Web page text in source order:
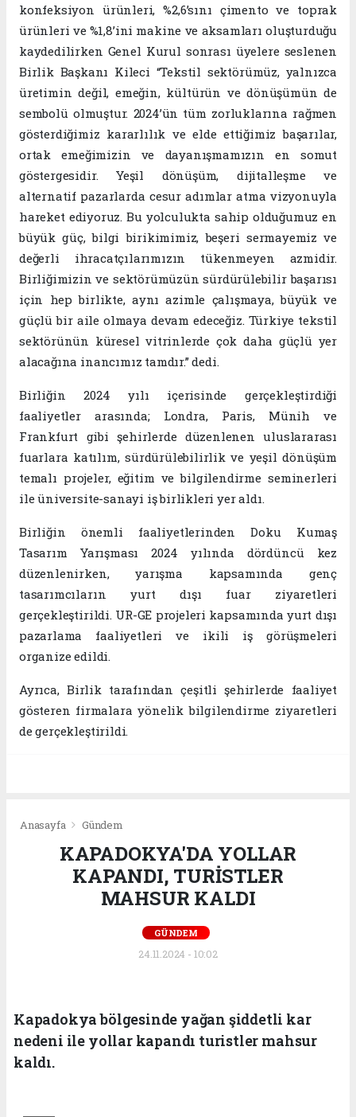
konfeksiyon ürünleri, %2,6’sını çimento ve toprak
ürünleri ve %1,8’ini makine ve aksamları oluşturduğu
kaydedilirken Genel Kurul sonrası üyelere seslenen
Birlik Başkanı Kileci “Tekstil sektörümüz, yalnızca
üretimin değil, emeğin, kültürün ve dönüşümün de
sembolü olmuştur. 2024’ün tüm zorluklarına rağmen
gösterdiğimiz kararlılık ve elde ettiğimiz başarılar,
ortak emeğimizin ve dayanışmamızın en somut
göstergesidir. Yeşil dönüşüm, dijitalleşme ve
alternatif pazarlarda cesur adımlar atma vizyonuyla
hareket ediyoruz. Bu yolculukta sahip olduğumuz en
büyük güç, bilgi birikimimiz, beşeri sermayemiz ve
değerli ihracatçılarımızın tükenmeyen azmidir.
Birliğimizin ve sektörümüzün sürdürülebilir başarısı
için hep birlikte, aynı azimle çalışmaya, büyük ve
güçlü bir aile olmaya devam edeceğiz. Türkiye tekstil
sektörünün küresel vitrinlerde çok daha güçlü yer
alacağına inancımız tamdır.” dedi.
Birliğin 2024 yılı içerisinde gerçekleştirdiği
faaliyetler arasında; Londra, Paris, Münih ve
Frankfurt gibi şehirlerde düzenlenen uluslararası
fuarlara katılım, sürdürülebilirlik ve yeşil dönüşüm
temalı projeler, eğitim ve bilgilendirme seminerleri
ile üniversite-sanayi iş birlikleri yer aldı.
Birliğin önemli faaliyetlerinden Doku Kumaş
Tasarım Yarışması 2024 yılında dördüncü kez
düzenlenirken, yarışma kapsamında genç
tasarımcıların yurt dışı fuar ziyaretleri
gerçekleştirildi. UR-GE projeleri kapsamında yurt dışı
pazarlama faaliyetleri ve ikili iş görüşmeleri
organize edildi.
Ayrıca, Birlik tarafından çeşitli şehirlerde faaliyet
gösteren firmalara yönelik bilgilendirme ziyaretleri
de gerçekleştirildi.
Anasayfa Gündem
KAPADOKYA'DA YOLLAR
KAPANDI, TURİSTLER
MAHSUR KALDI
GÜNDEM
24.11.2024 - 10:02
Kapadokya bölgesinde yağan şiddetli kar
nedeni ile yollar kapandı turistler mahsur
kaldı.